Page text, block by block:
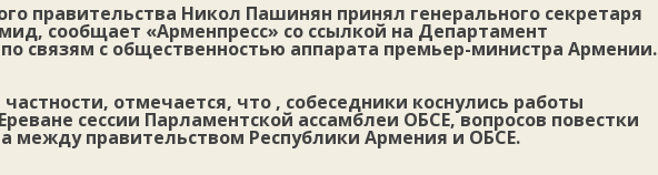
правительства Никол Пашинян принял генерального секретаря
сообщает «Арменпресс» со ссылкой на Департамент
связям с общественностью аппарата премьер-министра Армении.
отмечается, что , собеседники коснулись работы
сессии Парламентской ассамблеи ОБСЕ, вопросов повестки
между правительством Республики Армения и ОБСЕ.